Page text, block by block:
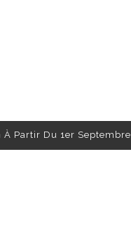
Partir Du 1er Septembre